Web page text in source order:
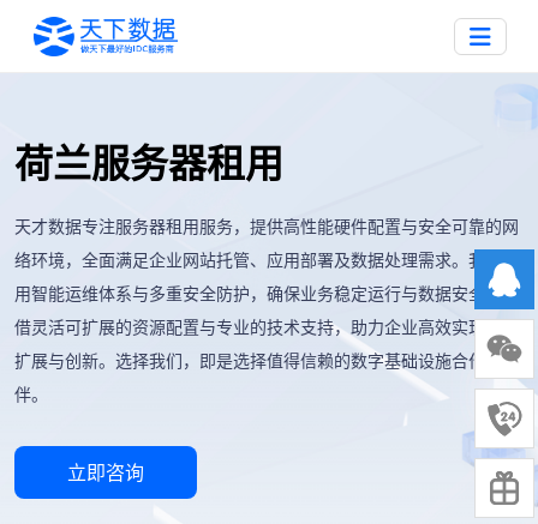
荷兰服务器租用
天才数据专注服务器租用服务，提供高性能硬件配置与安全可靠的网
络环境，全面满足企业网站托管、应用部署及数据处理需求。我们采
用智能运维体系与多重安全防护，确保业务稳定运行与数据安全。凭
借灵活可扩展的资源配置与专业的技术支持，助力企业高效实现业务
扩展与创新。选择我们，即是选择值得信赖的数字基础设施合作伙
伴。
立即咨询